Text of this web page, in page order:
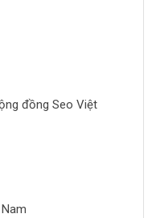
đồng Seo Việt